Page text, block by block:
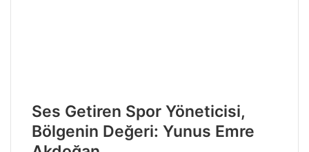
Ses Getiren Spor Yöneticisi,
Bölgenin Değeri: Yunus Emre